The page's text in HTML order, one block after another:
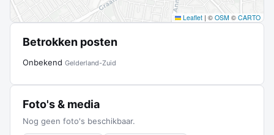
Leaflet | © OSM © CARTO
Betrokken posten
Onbekend Gelderland-Zuid
Foto's & media
Nog geen foto's beschikbaar.